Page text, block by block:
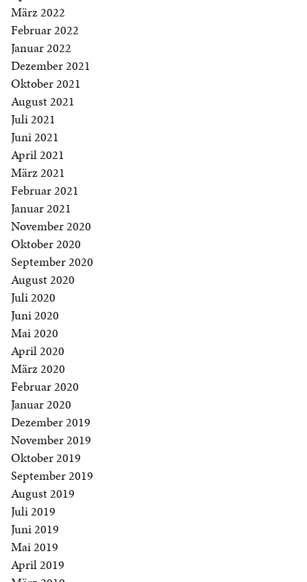
März 2022
Februar 2022
Januar 2022
Dezember 2021
Oktober 2021
August 2021
Juli 2021
Juni 2021
April 2021
März 2021
Februar 2021
Januar 2021
November 2020
Oktober 2020
September 2020
August 2020
Juli 2020
Juni 2020
Mai 2020
April 2020
März 2020
Februar 2020
Januar 2020
Dezember 2019
November 2019
Oktober 2019
September 2019
August 2019
Juli 2019
Juni 2019
Mai 2019
April 2019